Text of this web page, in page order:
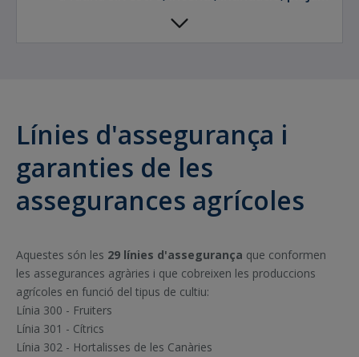
torrencial, pluja persistent i vent
Línies d'assegurança i
garanties de les
assegurances agrícoles
Aquestes són les 29 línies d'assegurança que conformen
les assegurances agràries i que cobreixen les produccions
agrícoles en funció del tipus de cultiu:
Línia 300 - Fruiters
Línia 301 - Cítrics
Línia 302 - Hortalisses de les Canàries